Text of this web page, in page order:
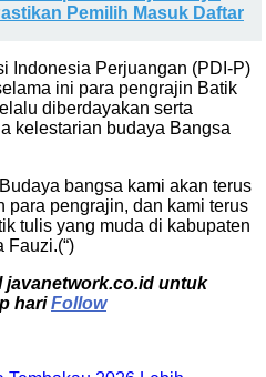
Pemilih Masuk Daftar
Indonesia Perjuangan (PDI-P)
ini para pengrajin Batik
diberdayakan serta
kelestarian budaya Bangsa
bangsa kami akan terus
para pengrajin, dan kami terus
tulis yang muda di kabupaten
Fauzi.(“)
javanetwork.co.id untuk
hariFollow